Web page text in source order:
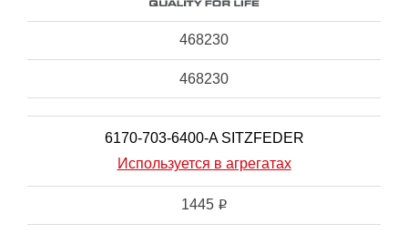
468230
468230
6170-703-6400-A SITZFEDER
Используется в агрегатах
1445 i